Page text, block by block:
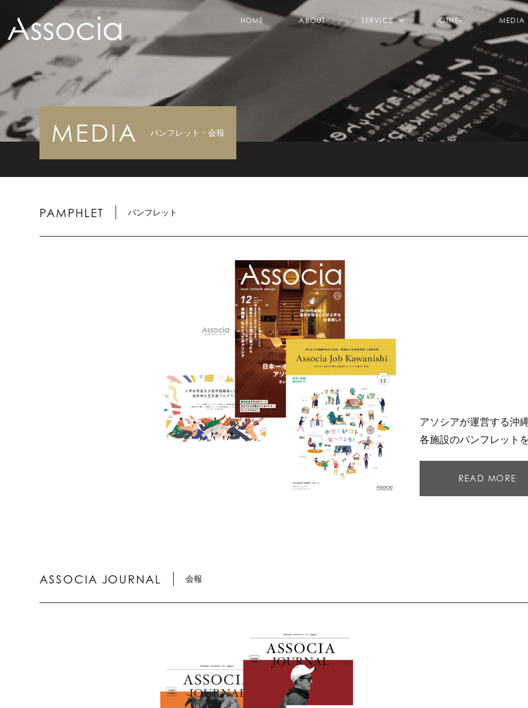
HOME ABOUT SERVICE OTHER MEDIA
MEDIA パンフレット・会報
PAMPHLET パンフレット
アソシアが運営する沖
各施設のパンフレット
READ MORE
ASSOCIA JOURNAL 会報